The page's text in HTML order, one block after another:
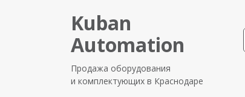
Kuban
Automation
Продажа оборудования
и комплектующих в Краснодаре